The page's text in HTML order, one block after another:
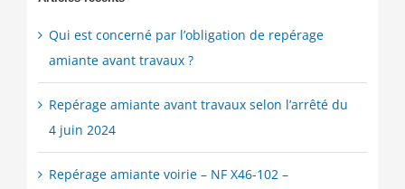
Qui est concerné par l’obligation de repérage
amiante avant travaux ?
Repérage amiante avant travaux selon l’arrêté du
4 juin 2024
Repérage amiante voirie – NF X46-102 –